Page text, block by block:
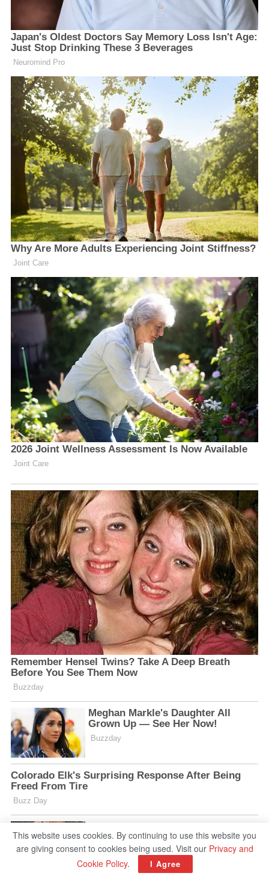
This website uses cookies. By continuing to use this website you
are giving consent to cookies being used. Visit our Privacy and
Cookie Policy. I Agree